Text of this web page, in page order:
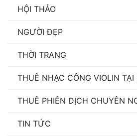
HỘI THẢO
NGƯỜI ĐẸP
THỜI TRANG
THUÊ NHẠC CÔNG VIOLIN TẠI
THUÊ PHIÊN DỊCH CHUYÊN
TIN TỨC